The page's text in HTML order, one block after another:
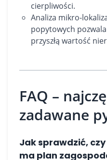
cierpliwości.
Analiza mikro-
popytowych
przyszłą wartość
FAQ –
zadawane
Jak sprawdzić,
ma plan